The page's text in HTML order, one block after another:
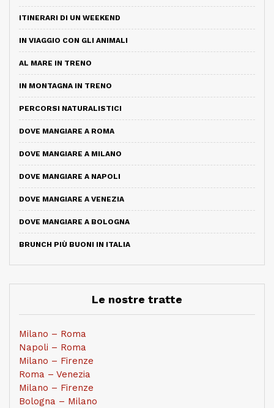
ITINERARI DI UN WEEKEND
IN VIAGGIO CON GLI ANIMALI
AL MARE IN TRENO
IN MONTAGNA IN TRENO
PERCORSI NATURALISTICI
DOVE MANGIARE A ROMA
DOVE MANGIARE A MILANO
DOVE MANGIARE A NAPOLI
DOVE MANGIARE A VENEZIA
DOVE MANGIARE A BOLOGNA
BRUNCH PIÙ BUONI IN ITALIA
Le nostre tratte
Milano – Roma
Napoli – Roma
Milano – Firenze
Roma – Venezia
Milano – Firenze
Bologna – Milano